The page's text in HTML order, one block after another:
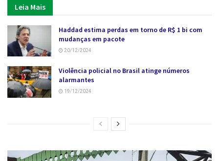
Leia Mais
Haddad estima perdas em torno de R$ 1 bi com
mudanças em pacote
20/12/2024
Violência policial no Brasil atinge números
alarmantes
19/12/2024